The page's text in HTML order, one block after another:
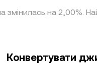
змінилась на 2,00%.
Конвертувати